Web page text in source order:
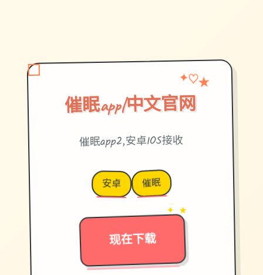
催眠app|中文官网
✦ ♡
★
催眠app2,安卓IOS接收
安卓 催眠
现在下载
→
✦ ★